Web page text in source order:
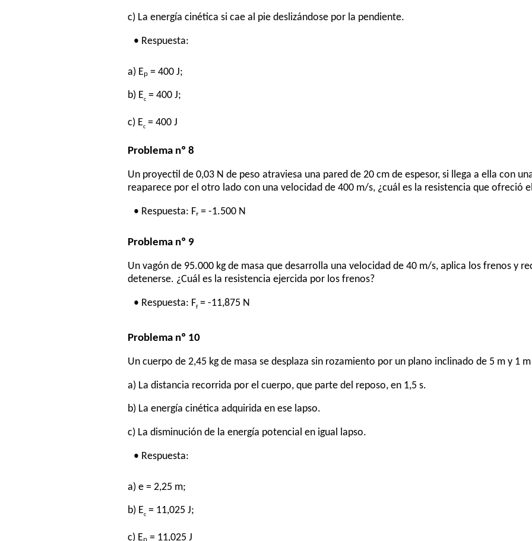
c) La energía cinética si cae al pie deslizándose por la pendiente.
• Respuesta:
a) Eₚ = 400 J;
b) Ec = 400 J;
c) Ec = 400 J
Problema nº 8
Un proyectil de 0,03 N de peso atraviesa una pared de 20 cm de espesor, si llega a ella con
reaparece por el otro lado con una velocidad de 400 m/s, ¿cuál es la resistencia que ofreció
• Respuesta: Fᵣ = -1.500 N
Problema nº 9
Un vagón de 95.000 kg de masa que desarrolla una velocidad de 40 m/s, aplica los frenos y
detenerse. ¿Cuál es la resistencia ejercida por los frenos?
• Respuesta: Ff = -11,875 N
Problema nº 10
Un cuerpo de 2,45 kg de masa se desplaza sin rozamiento por un plano inclinado de 5 m y 1
a) La distancia recorrida por el cuerpo, que parte del reposo, en 1,5 s.
b) La energía cinética adquirida en ese lapso.
c) La disminución de la energía potencial en igual lapso.
• Respuesta:
a) e = 2,25 m;
b) Ec = 11,025 J;
c) Eₚ = 11,025 J